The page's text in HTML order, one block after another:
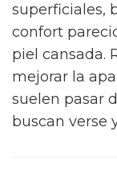
superficiales,
confort
piel cansada.
mejorar la
suelen pasar
buscan verse